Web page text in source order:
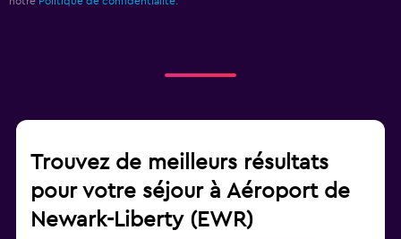
Trouvez de meilleurs résultats
pour votre séjour à Aéroport de
Newark-Liberty (EWR)